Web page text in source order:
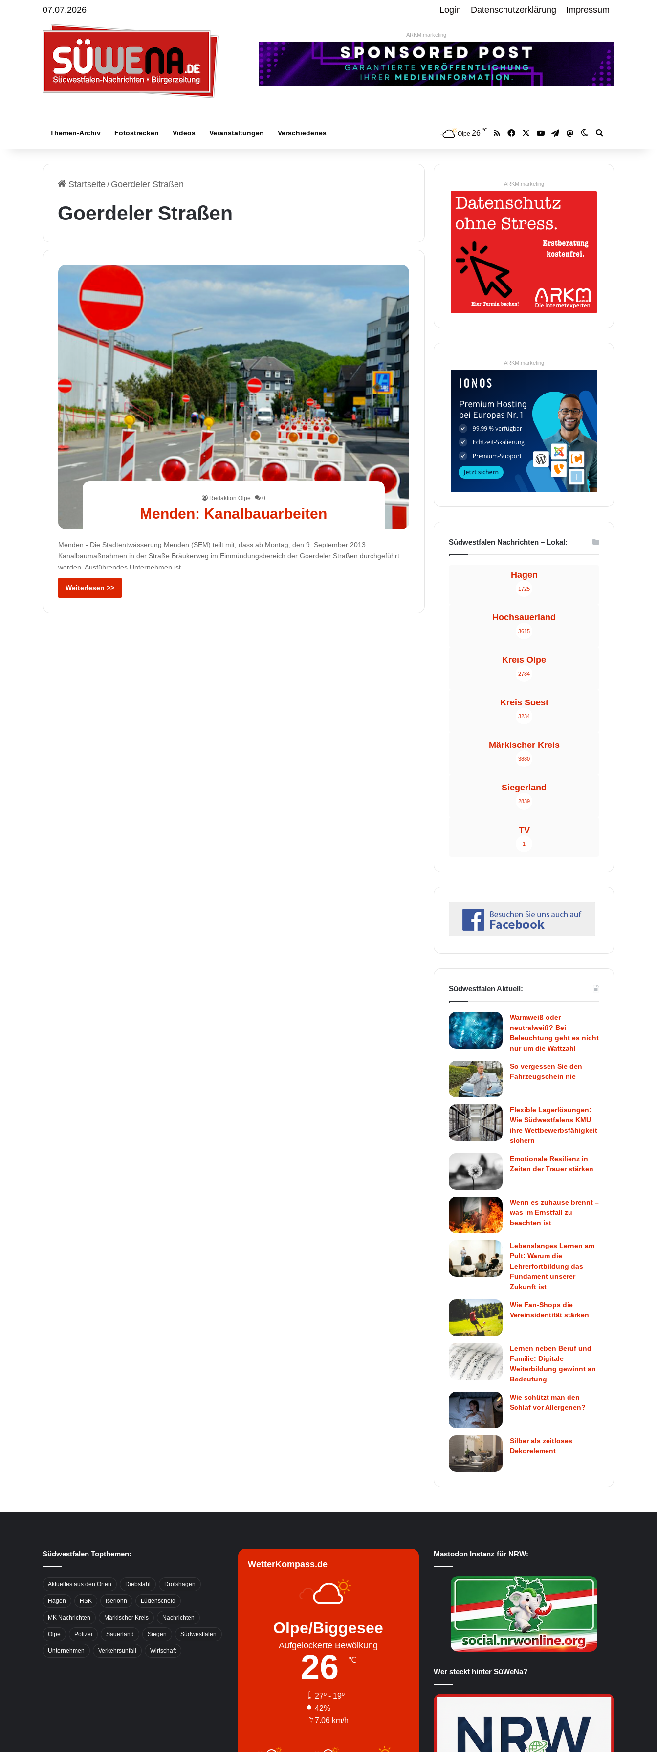
07.07.2026 Login Datenschutzerklärung Impressum
ARKM.marketing
Themen-Archiv Fotostrecken Videos Veranstaltungen Verschiedenes Olpe 26 ℃ RSS Facebook YouTubeTelegramMastodonSkin umschalten
Startseite/ Goerdeler Straßen
Goerdeler Straßen
Redaktion Olpe 0
Menden: Kanalbauarbeiten
Menden - Die Stadtentwässerung Menden (SEM) teilt mit, dass ab Montag, den 9. September 2013
Kanalbaumaßnahmen in der Straße Bräukerweg im Einmündungsbereich der Goerdeler Straßen durchgeführt
werden. Ausführendes Unternehmen ist…
Weiterlesen >>
ARKM.marketing
ARKM.marketing
Südwestfalen Nachrichten – Lokal:
Hagen
1725
Hochsauerland
3615
Kreis Olpe
2784
Kreis Soest
3234
Märkischer Kreis
3880
Siegerland
2839
TV
1
Südwestfalen Aktuell:
Warmweiß oder
neutralweiß? Bei
Beleuchtung geht es nicht
nur um die Wattzahl
So vergessen Sie den
Fahrzeugschein nie
Flexible Lagerlösungen:
Wie Südwestfalens KMU
ihre Wettbewerbsfähigkeit
sichern
Emotionale Resilienz in
Zeiten der Trauer stärken
Wenn es zuhause brennt –
was im Ernstfall zu
beachten ist
Lebenslanges Lernen am
Pult: Warum die
Lehrerfortbildung das
Fundament unserer
Zukunft ist
Wie Fan-Shops die
Vereinsidentität stärken
Lernen neben Beruf und
Familie: Digitale
Weiterbildung gewinnt an
Bedeutung
Wie schützt man den
Schlaf vor Allergenen?
Silber als zeitloses
Dekorelement
Südwestfalen Topthemen:
Aktuelles aus den Orten Diebstahl Drolshagen
Hagen HSK Iserlohn Lüdenscheid
MK Nachrichten Märkischer Kreis Nachrichten
Olpe Polizei Sauerland Siegen Südwestfalen
Unternehmen Verkehrsunfall Wirtschaft
WetterKompass.de
Olpe/Biggesee
Aufgelockerte Bewölkung
26 ℃
27º - 19º
42%
7.06 km/h
Mastodon Instanz für NRW:
Wer steckt hinter SüWeNa?